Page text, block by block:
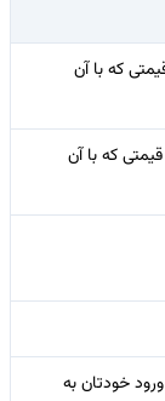
که با آن
که با آن
خودتان به